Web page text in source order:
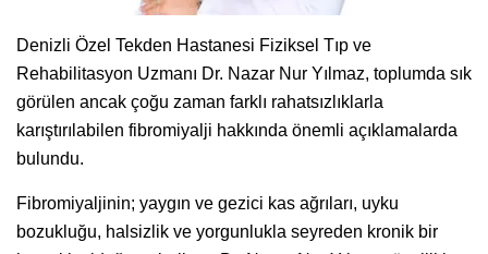
Denizli Özel Tekden Hastanesi Fiziksel Tıp ve
Rehabilitasyon Uzmanı Dr. Nazar Nur Yılmaz, toplumda sık
görülen ancak çoğu zaman farklı rahatsızlıklarla
karıştırılabilen fibromiyalji hakkında önemli açıklamalarda
bulundu.
Fibromiyaljinin; yaygın ve gezici kas ağrıları, uyku
bozukluğu, halsizlik ve yorgunlukla seyreden kronik bir